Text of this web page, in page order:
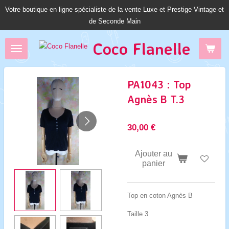
Passer
principal
Coco Flanelle
Votre boutique en ligne spécialiste de la vente Luxe et Prestige Vintage et
de Seconde Main
PA1043 : Top
Agnès B T.3
30,00 €
Ajouter au
panier
Top en coton Agnès B
Taille 3